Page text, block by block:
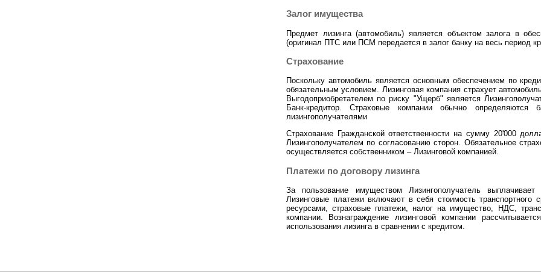
Залог имущества
Предмет лизинга (автомобиль) является объектом залога в
(оригинал ПТС или ПСМ передается в залог банку на весь период
Страхование
Поскольку автомобиль является основным обеспечением по
обязательным условием. Лизинговая компания страхует
Выгодоприобретателем по риску "Ущерб" является
Банк-кредитор. Страховые компании обычно определяются
лизингополучателями
Страхование Гражданской ответственности на сумму 20'000
Лизингополучателем по согласованию сторон. Обязательное
осуществляется собственником – Лизинговой компанией.
Платежи по договору лизинга
За пользование имуществом Лизингополучатель
Лизинговые платежи включают в себя стоимость транспортного
ресурсами, страховые платежи, налог на имущество, НДС,
компании. Вознаграждение лизинговой компании
использования лизинга в сравнении с кредитом.